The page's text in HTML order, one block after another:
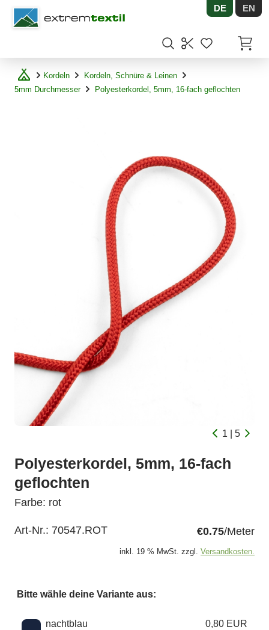
Shopware DE EN
Kordeln
Kordeln, Schnüre & Leinen
5mm Durchmesser
Polyesterkordel, 5mm, 16-fach geflochten
1 | 5
Polyesterkordel, 5mm, 16-fach
geflochten
Farbe: rot
Art-Nr.: 70547.ROT €0.75/Meter
inkl. 19 % MwSt. zzgl. Versandkosten.
Bitte wähle deine Variante aus:
Wähle eine Farbe
nachtblau 0,80 EUR